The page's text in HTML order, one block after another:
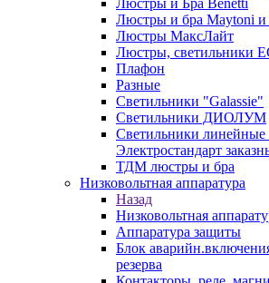
Люстры и Бра Benetti
Люстры и бра Maytoni и
Люстры МаксЛайт
Люстры, светильники
Плафон
Разные
Светильники "Galassie"
Светильники ДИОЛУМ
Светильники линейные
Электростандарт
ТДМ люстры и бра
Низковольтная аппаратура
Назад
Низковольтная
Аппаратура защиты
Блок
резерва